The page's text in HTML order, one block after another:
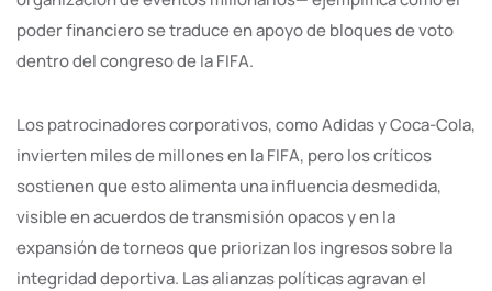
poder financiero se traduce en apoyo de bloques de voto
dentro del congreso de la FIFA.
Los patrocinadores corporativos, como Adidas y Coca-Cola,
invierten miles de millones en la FIFA, pero los críticos
sostienen que esto alimenta una influencia desmedida,
visible en acuerdos de transmisión opacos y en la
expansión de torneos que priorizan los ingresos sobre la
integridad deportiva. Las alianzas políticas agravan el